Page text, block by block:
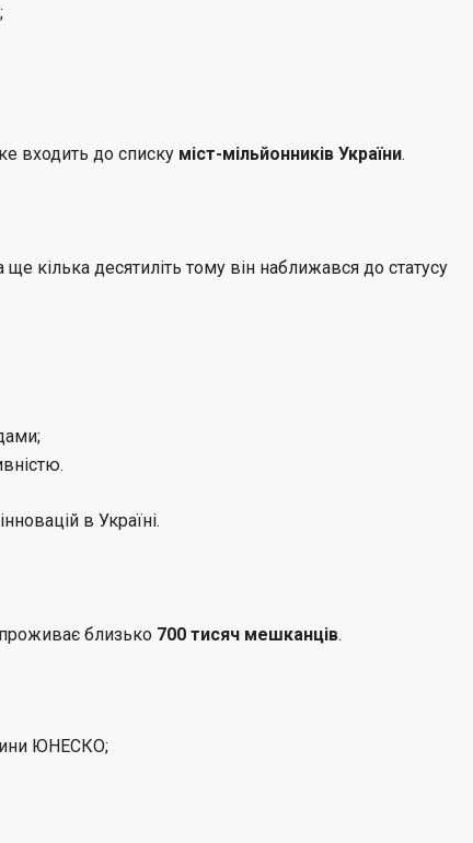
входить до списку міст-мільйонників України.
ще кілька десятиліть тому він наближався до статусу
в Україні.
близько 700 тисяч мешканців.
ЮНЕСКО;